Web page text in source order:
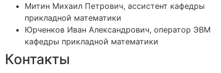
Митин Михаил Петрович, ассистент кафедры
прикладной математики
Юрченков Иван Александрович, оператор ЭВМ
кафедры прикладной математики
Контакты